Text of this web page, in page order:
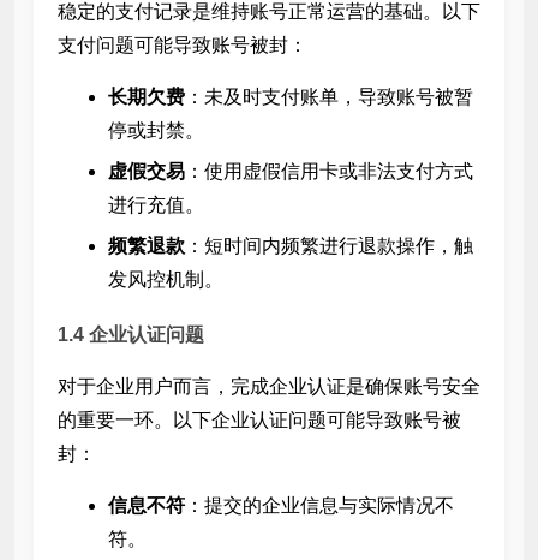
稳定的支付记录是维持账号正常运营的基础。以下
支付问题可能导致账号被封：
长期欠费 ：未及时支付账单，导致账号被暂
停或封禁。
虚假交易 ：使用虚假信用卡或非法支付方式
进行充值。
频繁退款 ：短时间内频繁进行退款操作，触
发风控机制。
1.4 企业认证问题
对于企业用户而言，完成企业认证是确保账号安全
的重要一环。以下企业认证问题可能导致账号被
封：
信息不符 ：提交的企业信息与实际情况不
符。